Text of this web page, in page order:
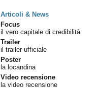
Articoli & News
Focus
il vero capitale di credibilità
Trailer
il trailer ufficiale
Poster
la locandina
Video recensione
la video recensione